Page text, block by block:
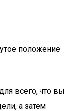
положение
всего, что вы
а затем